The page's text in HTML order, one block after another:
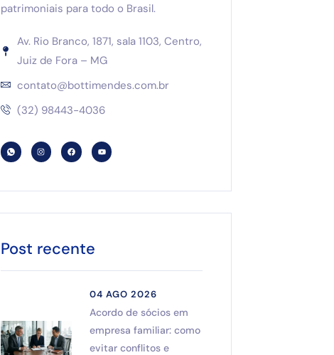
patrimoniais para todo o Brasil.
Av. Rio Branco, 1871, sala 1103, Centro,
Juiz de Fora – MG
contato@bottimendes.com.br
(32) 98443-4036
Post recente
04 AGO 2026
Acordo de sócios em
empresa familiar: como
evitar conflitos e